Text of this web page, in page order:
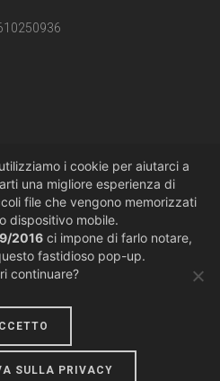
di Vendita
design by
i cookie per aiutarci a
una migliore esperienza di
file che vengono memorizzati
dispositivo mobile.
2016 ci impone di farlo notare,
fastidioso pop-up.
continuare?
SULLA PRIVACY